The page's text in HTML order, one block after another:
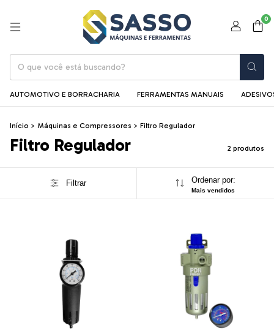
0
AUTOMOTIVO E BORRACHARIA FERRAMENTAS MANUAIS
Início > Máquinas e Compressores > Filtro Regulador
Filtro Regulador 2 produtos
Filtrar Ordenar por:
Mais vendidos